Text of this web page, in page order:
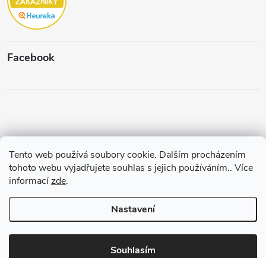
Tento web používá soubory cookie. Dalším procházením
tohoto webu vyjadřujete souhlas s jejich používáním.. Více
informacízde.
Nastavení
Souhlasím
Facebook
Vytvořil a spravuje Pohání Shoptet
Copyright 2026 Štěpánková & C. . Všechna práva vyhrazena.
Upravit
nastavení cookies